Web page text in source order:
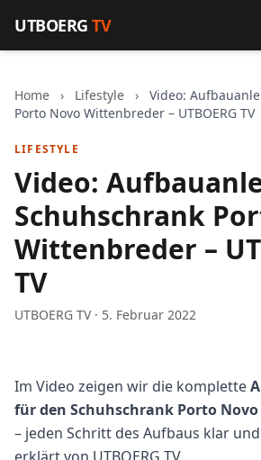
UTBOERGTV
Home › Lifestyle ›
Video:
Porto Novo Wittenbreder – UTBOERG TV
LIFESTYLE
Video:
Schuhschrank
Wittenbreder –
TV
UTBOERG TV · 5. Februar 2022
Im Video zeigen wir die komplette
für den Schuhschrank Porto
– jeden Schritt des Aufbaus klar